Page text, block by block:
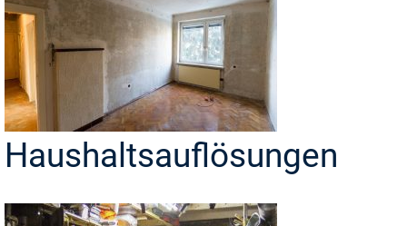
Haushaltsauflösungen